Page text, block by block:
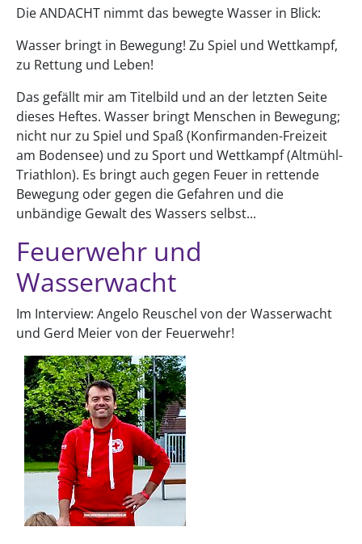
Die ANDACHT nimmt das bewegte Wasser in Blick:
Wasser bringt in Bewegung! Zu Spiel und Wettkampf,
zu Rettung und Leben!
Das gefällt mir am Titelbild und an der letzten Seite
dieses Heftes. Wasser bringt Menschen in Bewegung;
nicht nur zu Spiel und Spaß (Konfirmanden-Freizeit
am Bodensee) und zu Sport und Wettkampf (Altmühl-
Triathlon). Es bringt auch gegen Feuer in rettende
Bewegung oder gegen die Gefahren und die
unbändige Gewalt des Wassers selbst...
Feuerwehr und
Wasserwacht
Im Interview: Angelo Reuschel von der Wasserwacht
und Gerd Meier von der Feuerwehr!